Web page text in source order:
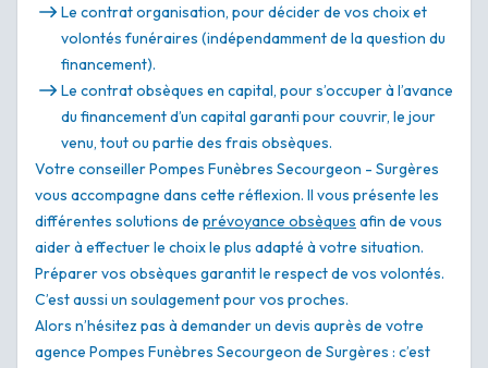
Le contrat organisation, pour décider de vos choix et
volontés funéraires (indépendamment de la question du
financement).
Le contrat obsèques en capital, pour s’occuper à l’avance
du financement d’un capital garanti pour couvrir, le jour
venu, tout ou partie des frais obsèques.
Votre conseiller Pompes Funèbres Secourgeon - Surgères
vous accompagne dans cette réflexion. Il vous présente les
différentes solutions de prévoyance obsèques afin de vous
aider à effectuer le choix le plus adapté à votre situation.
Préparer vos obsèques garantit le respect de vos volontés.
C’est aussi un soulagement pour vos proches.
Alors n’hésitez pas à demander un devis auprès de votre
agence Pompes Funèbres Secourgeon de Surgères : c’est